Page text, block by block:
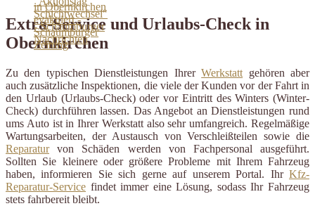
Extra-Service und Urlaubs-Check in
Obernkirchen
Zu den typischen Dienstleistungen IhrerWerkstatt gehören aber
auch zusätzliche Inspektionen, die viele der Kunden vor der Fahrt in
den Urlaub (Urlaubs-Check) oder vor Eintritt des Winters (Winter-
Check) durchführen lassen. Das Angebot an Dienstleistungen rund
ums Auto ist in Ihrer Werkstatt also sehr umfangreich. Regelmäßige
Wartungsarbeiten, der Austausch von Verschleißteilen sowie die
Reparaturvon Schäden werden von Fachpersonal ausgeführt.
Sollten Sie kleinere oder größere Probleme mit Ihrem Fahrzeug
haben, informieren Sie sich gerne auf unserem Portal. Ihr Kfz-
Reparatur-Service findet immer eine Lösung, sodass Ihr Fahrzeug
stets fahrbereit bleibt.